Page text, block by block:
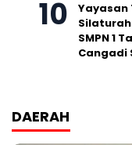
Yayasan
SMPN 1
Cangadi
DAERAH